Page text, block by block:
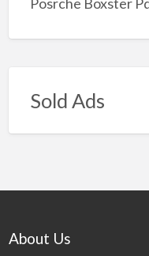
Sold Ads
About Us